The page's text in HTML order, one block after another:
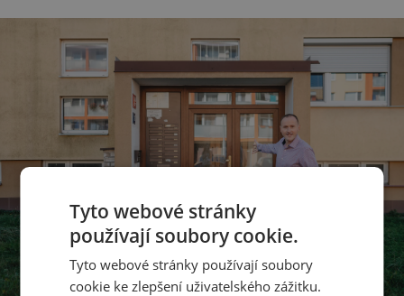
Tyto webové stránky
používají soubory cookie.
Tyto webové stránky používají soubory
cookie ke zlepšení uživatelského zážitku.